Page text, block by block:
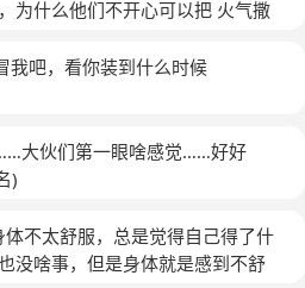
为什么他们不开心可以把 火气撒
我吧，看你装到什么时候
大伙们第一眼啥感觉……好好
)
不太舒服，总是觉得自己得了什
没啥事，但是身体就是感到不舒